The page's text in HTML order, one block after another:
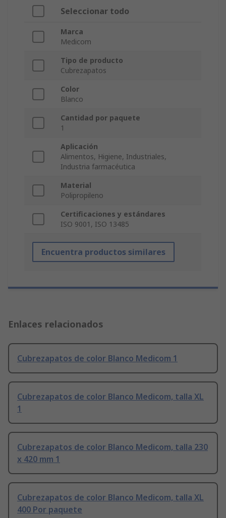
Seleccionar todo
Marca
Medicom
Tipo de producto
Cubrezapatos
Color
Blanco
Cantidad por paquete
1
Aplicación
Alimentos, Higiene, Industriales,
Industria farmacéutica
Material
Polipropileno
Certificaciones y estándares
ISO 9001, ISO 13485
Encuentra productos similares
Enlaces relacionados
Cubrezapatos de color Blanco Medicom 1
Cubrezapatos de color Blanco Medicom, talla XL
1
Cubrezapatos de color Blanco Medicom, talla 230
x 420 mm 1
Cubrezapatos de color Blanco Medicom, talla XL
400 Por paquete